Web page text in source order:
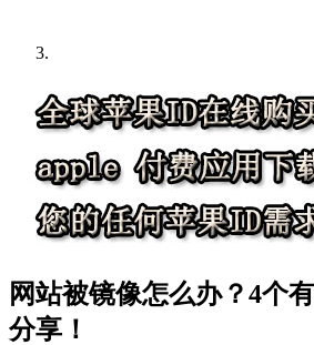
网站被镜像怎么办？4个
分享！